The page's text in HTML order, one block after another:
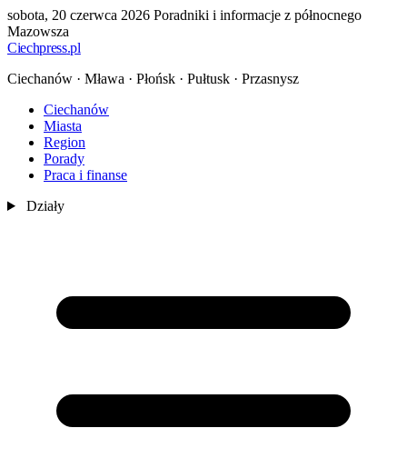
sobota, 20 czerwca 2026 Poradniki i informacje z północnego
Mazowsza
Ciechpress.pl
Ciechanów · Mława · Płońsk · Pułtusk · Przasnysz
Ciechanów
Miasta
Region
Porady
Praca i finanse
Działy